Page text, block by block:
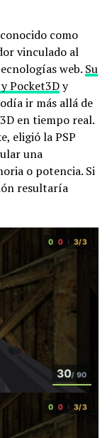
como
vinculado al
web. Su
Pocket3Dy
ir más allá de
en tiempo real.
eligió la PSP
una
o potencia. Si
resultaría